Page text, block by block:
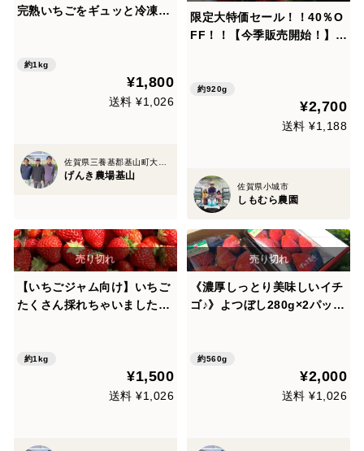
完熟いちごをギュッと冷凍し
約1kg
¥1,800
送料 ¥1,026
げんき農場基山
限定大特価セール！！40％O
FF！！【今季販売開始！】中
ック入り【佐賀県産】【母の
約920g
¥2,700
送料 ¥1,188
佐賀県小城市
しもむら農園
【いちごジャム向け】いちご
たくさん採れちゃいました♪
約1kg
¥1,500
送料 ¥1,026
《濃厚しっとり美味しいイチ
ゴ♪》よつぼし280g×2パッ
約560g
¥2,000
送料 ¥1,026